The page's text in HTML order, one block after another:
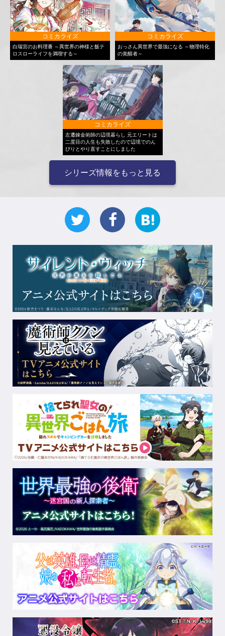
コミカライズ
白瑞宮のお料理番 ～異世界の神様と飯テ
ロスローライフを満喫する～
コミカライズ
おっさん異世界で最強になる ～物理特化
の覚醒者～
コミカライズ
左遷錬金術師の辺境暮らし 元エリートは
二度目の人生も失敗したので辺境でのん
びりとやり直すことにしました
シリーズ情報をもっと見る